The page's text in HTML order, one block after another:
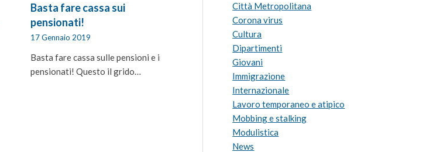
Basta fare cassa sui
pensionati!
17 Gennaio 2019
Basta fare cassa sulle pensioni e i
pensionati! Questo il grido…
Città Metropolitana
Corona virus
Cultura
Dipartimenti
Giovani
Immigrazione
Internazionale
Lavoro temporaneo e atipico
Mobbing e stalking
Modulistica
News